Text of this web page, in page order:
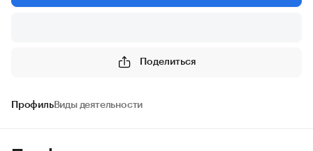
Поделиться
ПрофильВиды деятельности